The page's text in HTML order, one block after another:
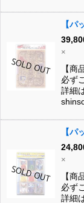
【パ
×
【
必ず
詳細
【パ
×
【
必ず
詳細